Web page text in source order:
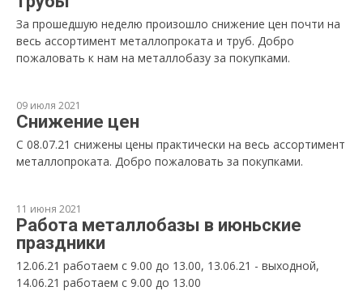
За прошедшую неделю произошло снижение цен почти на
весь ассортимент металлопроката и труб. Добро
пожаловать к нам на металлобазу за покупками.
09 июля 2021
Снижение цен
С 08.07.21 снижены цены практически на весь ассортимент
металлопроката. Добро пожаловать за покупками.
11 июня 2021
Работа металлобазы в июньские
праздники
12.06.21 работаем с 9.00 до 13.00, 13.06.21 - выходной,
14.06.21 работаем с 9.00 до 13.00